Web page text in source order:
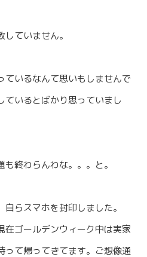
ていません。
ているなんて思いもしませんで
ているとばかり思っていまし
終わらんわな。。。と。
らスマホを封印しました。
在ゴールデンウィーク中は実家
って帰ってきてます。ご想像通